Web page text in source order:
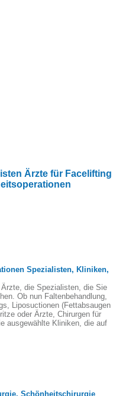
Ärzte für Facelifting
Spezialisten, Kliniken,
die Spezialisten, die Sie
Ob nun Faltenbehandlung,
Liposuctionen (Fettabsaugen
oder Ärzte, Chirurgen für
ausgewählte Kliniken, die auf
Schönheitschirurgie